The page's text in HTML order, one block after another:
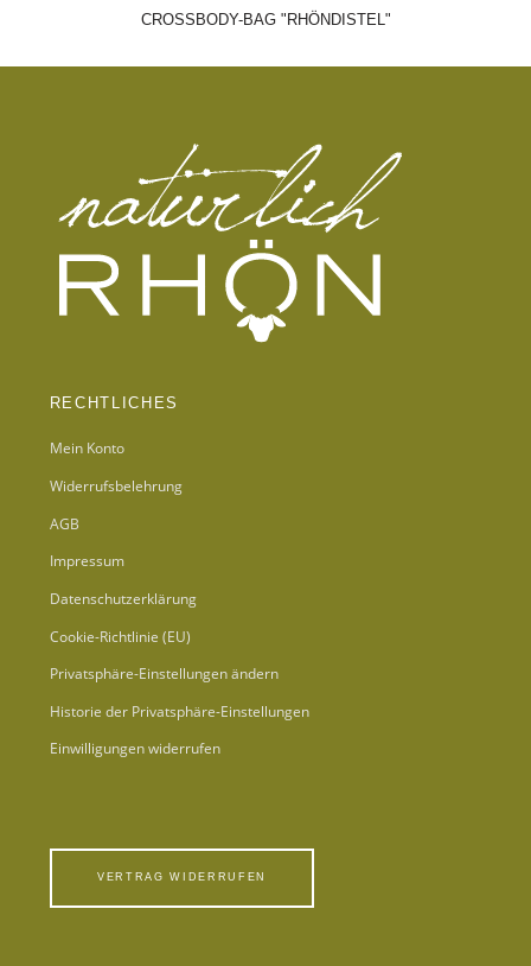
CROSSBODY-BAG "RHÖNDISTEL"
RECHTLICHES
Mein Konto
Widerrufsbelehrung
AGB
Impressum
Datenschutzerklärung
Cookie-Richtlinie (EU)
Privatsphäre-Einstellungen ändern
Historie der Privatsphäre-Einstellungen
Einwilligungen widerrufen
VERTRAG WIDERRUFEN